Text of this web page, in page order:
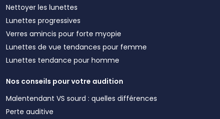
Nettoyer les lunettes
Lunettes progressives
Verres amincis pour forte myopie
Lunettes de vue tendances pour femme
Lunettes tendance pour homme
Nos conseils pour votre audition
Malentendant VS sourd : quelles différences
Perte auditive